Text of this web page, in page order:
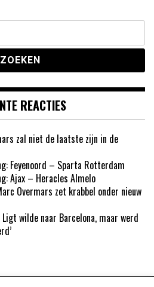
REACTIES
zal niet de laatste zijn in de
Feyenoord – Sparta Rotterdam
Ajax – Heracles Almelo
Overmars zet krabbel onder nieuw
wilde naar Barcelona, maar werd